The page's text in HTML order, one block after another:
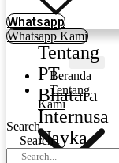
Tentang
PT.
Bhatara
Internusa
Nayka
Whatsapp
Whatsapp Kami
Beranda
Tentang
Kami
Search
Search